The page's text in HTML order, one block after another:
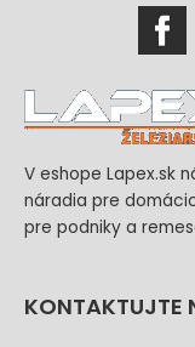
V eshope Lapex.sk
náradia pre
pre podniky a
KONTAKTUJTE